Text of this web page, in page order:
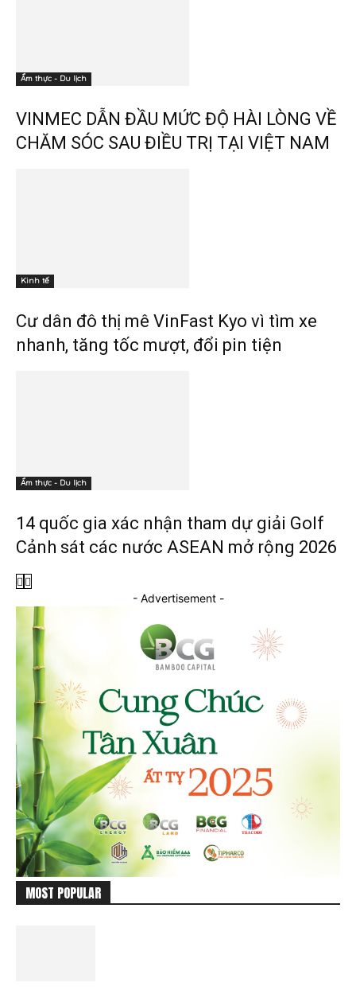
Ẩm thực - Du lịch
VINMEC DẪN ĐẦU MỨC ĐỘ HÀI LÒNG VỀ
CHĂM SÓC SAU ĐIỀU TRỊ TẠI VIỆT NAM
Kinh tế
Cư dân đô thị mê VinFast Kyo vì tìm xe
nhanh, tăng tốc mượt, đổi pin tiện
Ẩm thực - Du lịch
14 quốc gia xác nhận tham dự giải Golf
Cảnh sát các nước ASEAN mở rộng 2026
- Advertisement -
MOST POPULAR